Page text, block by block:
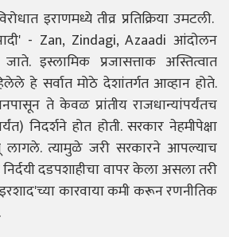
इराणमध्ये तीव्र प्रतिक्रिया उमटली.
- Zan, Zindagi, Azaadi आंदोलन
इस्लामिक प्रजासत्ताक अस्तित्वात
हे सर्वात मोठे देशांतर्गत आव्हान होते.
ते केवळ प्रांतीय राजधान्यांपर्यंतच
निदर्शने होत होती. सरकार नेहमीपेक्षा
लागले. त्यामुळे जरी सरकारने आपल्याच
निर्दयी दडपशाहीचा वापर केला असला तरी
कारवाया कमी करून रणनीतिक